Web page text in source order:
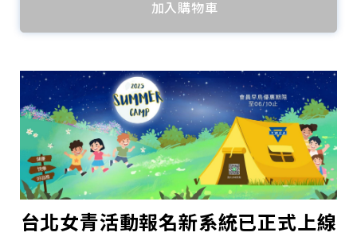
加入購物車
台北女青活動報名新系統已正式上線